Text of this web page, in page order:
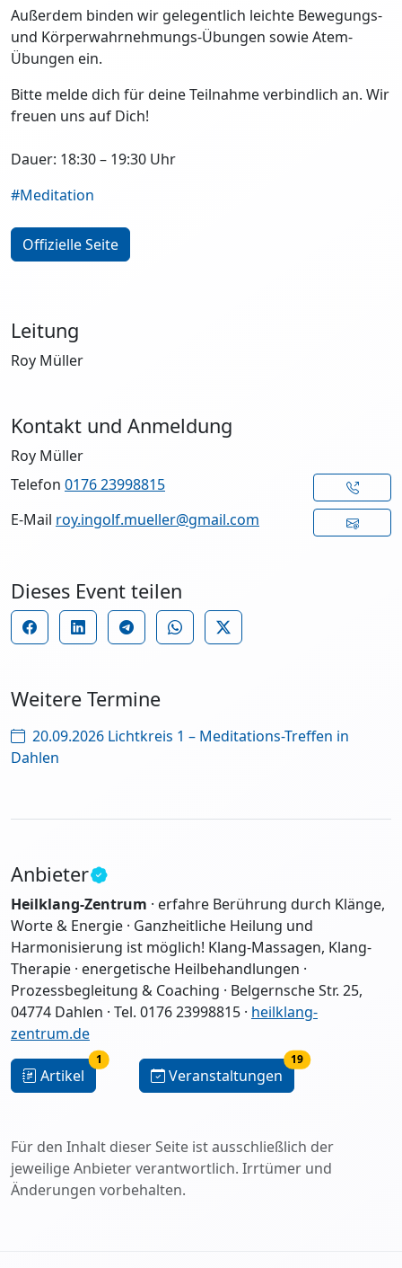
Außerdem binden wir gelegentlich leichte Bewegungs-
und Körperwahrnehmungs-Übungen sowie Atem-
Übungen ein.
Bitte melde dich für deine Teilnahme verbindlich an. Wir
freuen uns auf Dich!
Dauer: 18:30 – 19:30 Uhr
#Meditation
Offizielle Seite
Leitung
Roy Müller
Kontakt und Anmeldung
Roy Müller
Telefon 0176 23998815
E-Mail roy.ingolf.mueller@gmail.com
Dieses Event teilen
Weitere Termine
20.09.2026 Lichtkreis 1 – Meditations-Treffen in
Dahlen
Anbieter
Heilklang-Zentrum · erfahre Berührung durch Klänge,
Worte & Energie · Ganzheitliche Heilung und
Harmonisierung ist möglich! Klang-Massagen, Klang-
Therapie · energetische Heilbehandlungen ·
Prozessbegleitung & Coaching · Belgernsche Str. 25,
04774 Dahlen · Tel. 0176 23998815 · heilklang-
zentrum.de
Artikel
1
Veranstaltungen
19
Für den Inhalt dieser Seite ist ausschließlich der
jeweilige Anbieter verantwortlich. Irrtümer und
Änderungen vorbehalten.